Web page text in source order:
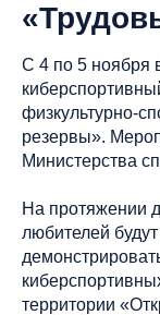
С 4 по 5 ноября
физкультурно-
резервы».
Министерства
На протяжении
любителей
территории